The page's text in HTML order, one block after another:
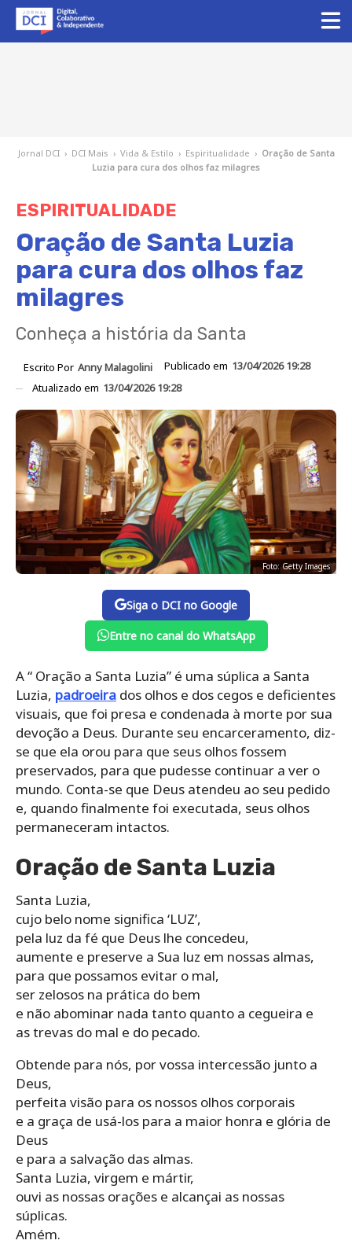
Jornal DCI › DCI Mais › Vida & Estilo › Espiritualidade › Oração de Santa
Luzia para cura dos olhos faz milagres
ESPIRITUALIDADE
Oração de Santa Luzia
para cura dos olhos faz
milagres
Conheça a história da Santa
Escrito Por Anny Malagolini Publicado em 13/04/2026 19:28
Atualizado em 13/04/2026 19:28
Foto: Getty Images
Siga o DCI no Google
Entre no canal do WhatsApp
A “ Oração a Santa Luzia” é uma súplica a Santa
Luzia, padroeira dos olhos e dos cegos e deficientes
visuais, que foi presa e condenada à morte por sua
devoção a Deus. Durante seu encarceramento, diz-
se que ela orou para que seus olhos fossem
preservados, para que pudesse continuar a ver o
mundo. Conta-se que Deus atendeu ao seu pedido
e, quando finalmente foi executada, seus olhos
permaneceram intactos.
Oração de Santa Luzia
Santa Luzia,
cujo belo nome significa ‘LUZ’,
pela luz da fé que Deus lhe concedeu,
aumente e preserve a Sua luz em nossas almas,
para que possamos evitar o mal,
ser zelosos na prática do bem
e não abominar nada tanto quanto a cegueira e
as trevas do mal e do pecado.
Obtende para nós, por vossa intercessão junto a
Deus,
perfeita visão para os nossos olhos corporais
e a graça de usá-los para a maior honra e glória de
Deus
e para a salvação das almas.
Santa Luzia, virgem e mártir,
ouvi as nossas orações e alcançai as nossas
súplicas.
Amém.